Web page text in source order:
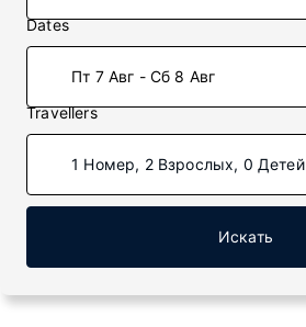
Dates
Пт 7 Авг - Сб 8 Авг
Travellers
1 Номер, 2 Взрослых, 0 Детей
Искать